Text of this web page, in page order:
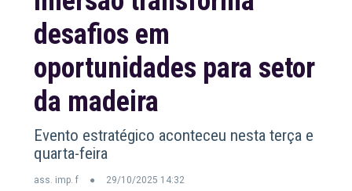
desafios em
oportunidades para setor
da madeira
Evento estratégico aconteceu nesta terça e
quarta-feira
ass. imp. f 29/10/2025 14:32